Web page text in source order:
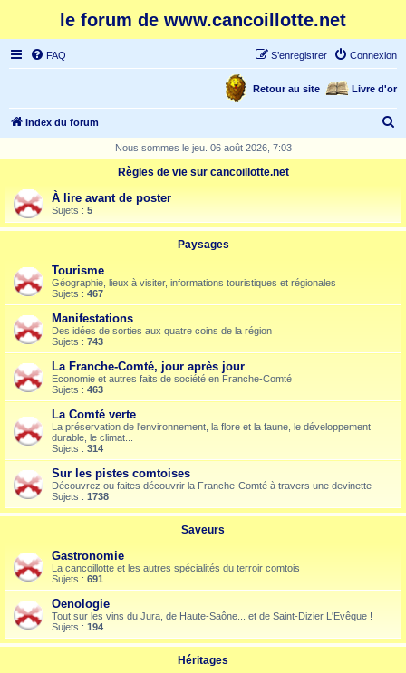
le forum de www.cancoillotte.net
FAQ Connexion
S’enregistrer
Livre d'or
Retour au site
Index du forum
r
Nous sommes le jeu. 06 août 2026, 7:03
Règles de vie sur cancoillotte.net
À lire avant de poster
Sujets : 5
Paysages
Tourisme
Géographie, lieux à visiter, informations touristiques et régionales
Sujets : 467
Manifestations
Des idées de sorties aux quatre coins de la région
Sujets : 743
La Franche-Comté, jour après jour
Economie et autres faits de société en Franche-Comté
Sujets : 463
La Comté verte
La préservation de l'environnement, la flore et la faune, le développement
durable, le climat...
Sujets : 314
Sur les pistes comtoises
Découvrez ou faites découvrir la Franche-Comté à travers une devinette
Sujets : 1738
Saveurs
Gastronomie
La cancoillotte et les autres spécialités du terroir comtois
Sujets : 691
Oenologie
Tout sur les vins du Jura, de Haute-Saône... et de Saint-Dizier L'Evêque !
Sujets : 194
Héritages